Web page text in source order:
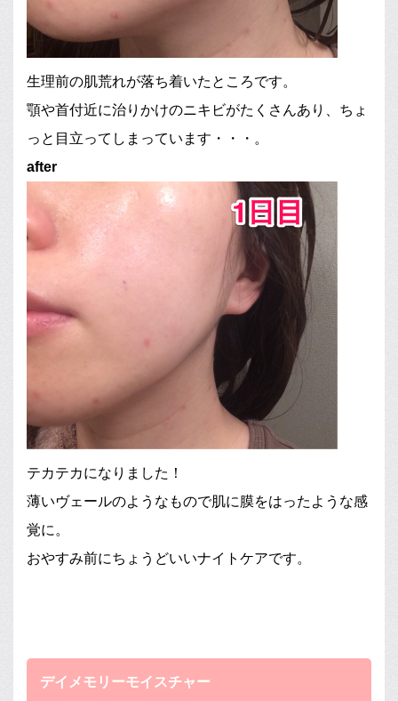
生理前の肌荒れが落ち着いたところです。
顎や首付近に治りかけのニキビがたくさんあり、ちょ
っと目立ってしまっています・・・。
after
テカテカになりました！
薄いヴェールのようなもので肌に膜をはったような感
覚に。
おやすみ前にちょうどいいナイトケアです。
デイメモリーモイスチャー